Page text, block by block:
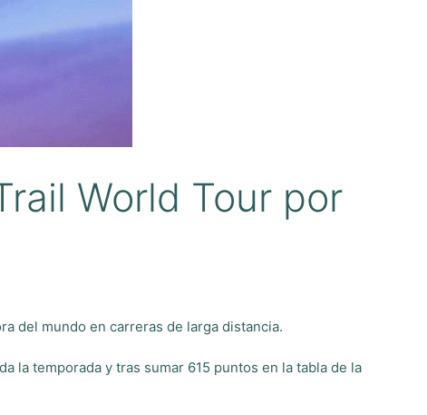
World Tour por
del mundo en carreras de larga distancia.
la temporada y tras sumar 615 puntos en la tabla de la